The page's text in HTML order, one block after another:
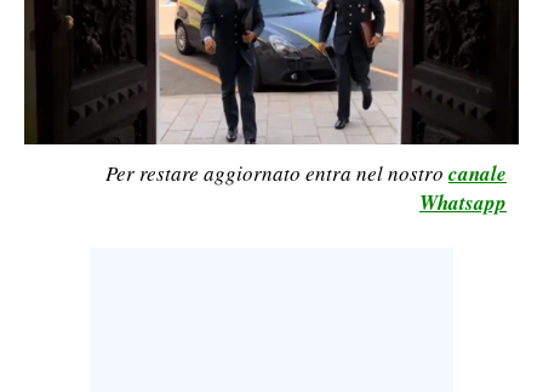
BANDI
SPORT IN SARDEGNA
SPORT
RISULTATI E CLASSIFICHE
Per restare aggiornato entra nel nostro canale
Whatsapp